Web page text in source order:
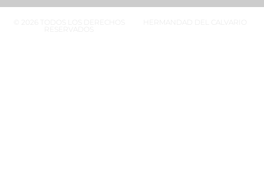
HERMANDAD DEL CALVARIO